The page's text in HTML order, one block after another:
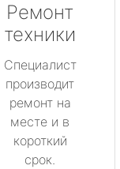
Ремонт
техники
Специалист
производит
ремонт на
месте и в
короткий
срок.